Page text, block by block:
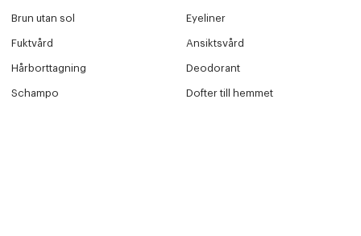
Brun utan sol Eyeliner
Fuktvård Ansiktsvård
Hårborttagning Deodorant
Schampo Dofter till hemmet